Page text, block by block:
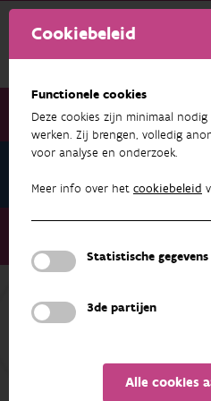
Cookiebeleid
Functionele cookies
Deze cookies zijn minimaal
werken. Zij brengen, volledig
voor analyse en onderzoek.
Meer info over het cookiebeleid
Statistische gegevens
3de partijen
Alle cookies
Roofdiernieuws 36
Nieuws uit het lopende
ROOFDIERNIEUWS 36
Nieuws uit het